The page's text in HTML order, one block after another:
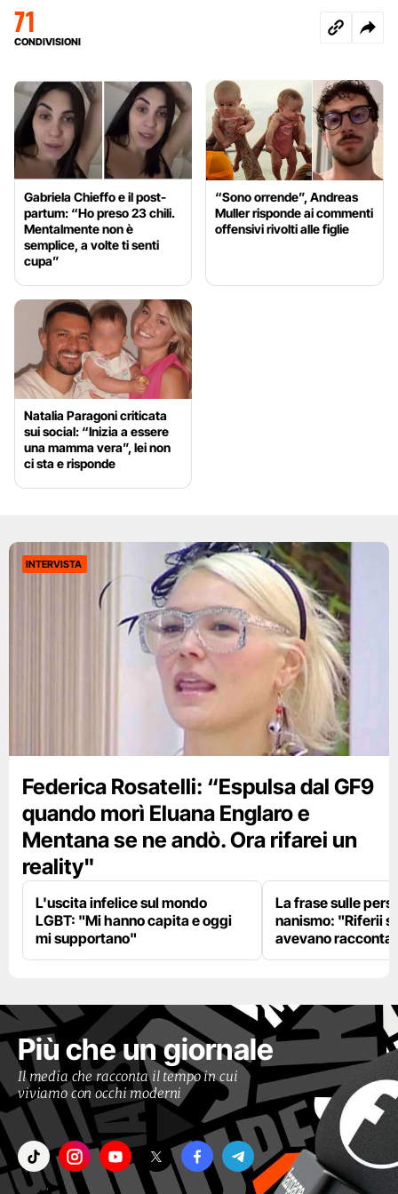
71
CONDIVISIONI
Gabriela Chieffo e il post-
partum: “Ho preso 23 chili.
Mentalmente non è
semplice, a volte ti senti
cupa”
“Sono orrende”, Andreas
Muller risponde ai commenti
offensivi rivolti alle figlie
Natalia Paragoni criticata
sui social: “Inizia a essere
una mamma vera”, lei non
ci sta e risponde
INTERVISTA
Federica Rosatelli: “Espulsa dal GF9
quando morì Eluana Englaro e
Mentana se ne andò. Ora rifarei un
reality"
L'uscita infelice sul mondo
LGBT: "Mi hanno capita e oggi
mi supportano"
La frase sulle
nanismo: "Riferii
avevano
Più che un giornale
Il media che racconta il tempo in cui
viviamo con occhi moderni